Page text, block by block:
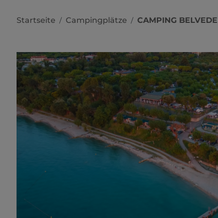
Startseite / Campingplätze / CAMPING